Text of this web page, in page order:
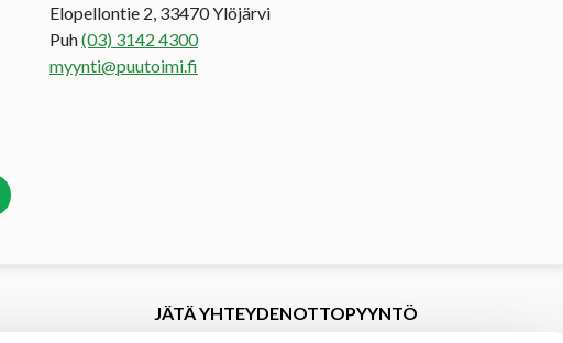
Elopellontie 2, 33470 Ylöjärvi
Puh(03) 3142 4300
myynti@puutoimi.fi
JÄTÄ YHTEYDENOTTOPYYNTÖ